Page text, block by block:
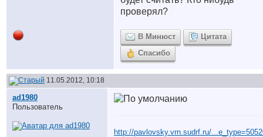
проверял?
В Минюст
Цитата
Спасибо
11.05.2012, 10:18
ad1980
Пользователь
http://pavlovsky.vrn.sudrf.ru/